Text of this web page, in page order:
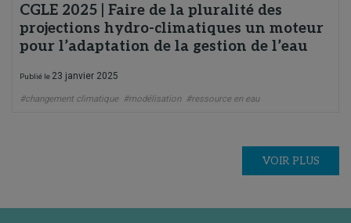
CGLE 2025 | Faire de la pluralité des
projections hydro-climatiques un moteur
pour l’adaptation de la gestion de l’eau
Publié le 23 janvier 2025
#changement climatique #modélisation #ressource en eau
VOIR PLUS